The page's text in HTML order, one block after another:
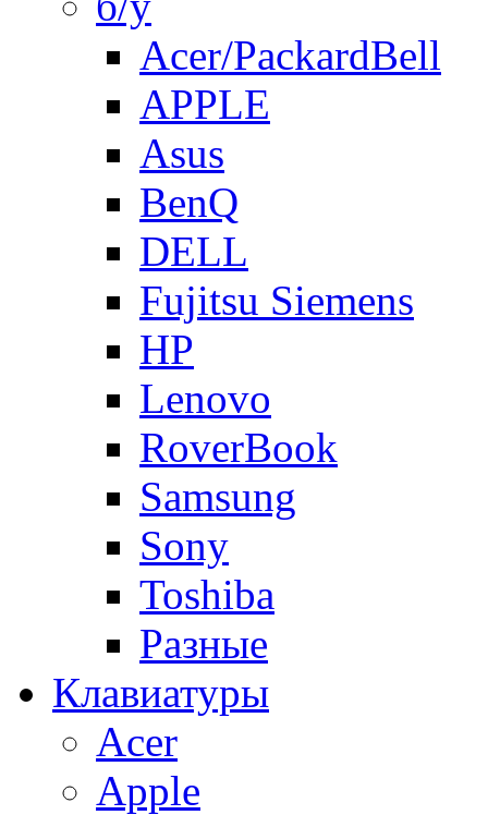
Acer/PackardBell
APPLE
Asus
BenQ
DELL
Fujitsu Siemens
HP
Lenovo
RoverBook
Samsung
Sony
Toshiba
Разные
Клавиатуры
Acer
Apple